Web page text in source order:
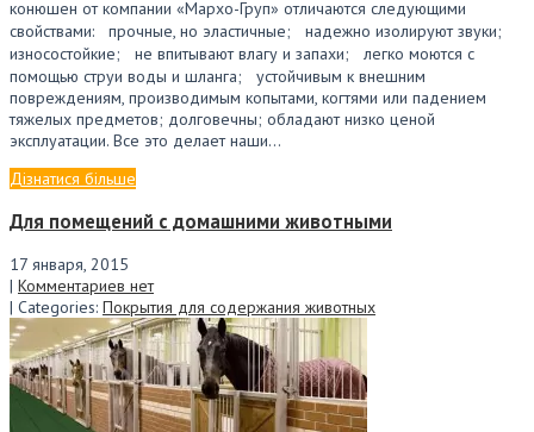
конюшен от компании «Мархо-Груп» отличаются следующими
свойствами: прочные, но эластичные; надежно изолируют звуки;
износостойкие; не впитывают влагу и запахи; легко моются с
помощью струи воды и шланга; устойчивым к внешним
повреждениям, производимым копытами, когтями или падением
тяжелых предметов; долговечны; обладают низко ценой
эксплуатации. Все это делает наши…
Дізнатися більше
Для помещений с домашними животными
17 января, 2015
| Комментариев нет
| Categories: Покрытия для содержания животных